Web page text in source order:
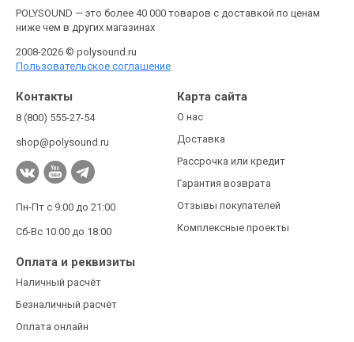
POLYSOUND — это более 40 000 товаров с доставкой по ценам
ниже чем в других магазинах
2008-2026 © polysound.ru
Пользовательское соглашение
Контакты
8 (800) 555-27-54
shop@polysound.ru
Пн-Пт с 9:00 до 21:00
Сб-Вс 10:00 до 18:00
Карта сайта
О нас
Доставка
Рассрочка или кредит
Гарантия возврата
Отзывы покупателей
Комплексные проекты
Оплата и реквизиты
Наличный расчёт
Безналичный расчёт
Оплата онлайн